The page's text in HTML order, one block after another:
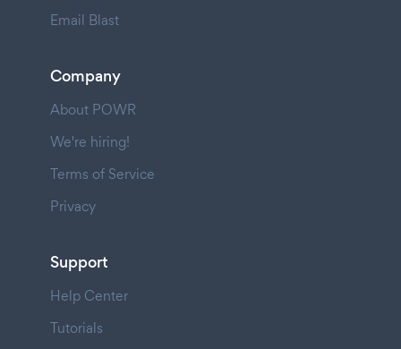
Email Blast
Company
About POWR
We're hiring!
Terms of Service
Privacy
Support
Help Center
Tutorials